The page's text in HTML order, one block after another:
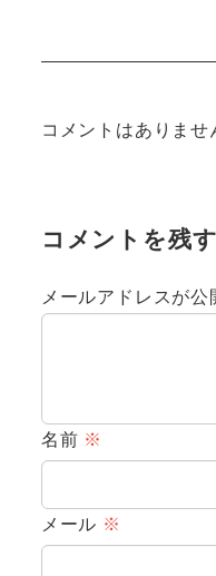
コメントはありませ
コメントを残す
メールアドレスが公
名前 ※
メール ※